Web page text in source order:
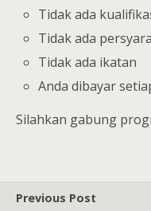
Tidak ada
Tidak ada
Tidak ada ikatan
Anda dibayar
Silahkan gabung
Previous Post